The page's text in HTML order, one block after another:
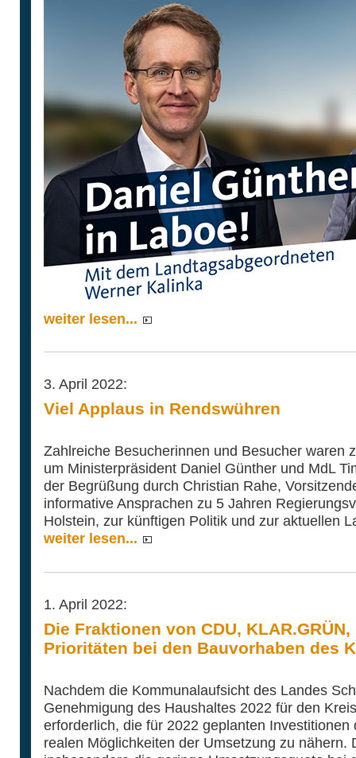
weiter lesen...
3. April 2022:
Viel Applaus in Rendswühren
Zahlreiche Besucherinnen und Besucher waren
um Ministerpräsident Daniel Günther und MdL
der Begrüßung durch Christian Rahe,
informative Ansprachen zu 5 Jahren
Holstein, zur künftigen Politik und zur aktuellen
weiter lesen...
1. April 2022:
Die Fraktionen von CDU,
Prioritäten bei den Bauvorhaben des
Nachdem die Kommunalaufsicht des Landes
Genehmigung des Haushaltes 2022 für den
erforderlich, die für 2022 geplanten
realen Möglichkeiten der Umsetzung zu nähern.